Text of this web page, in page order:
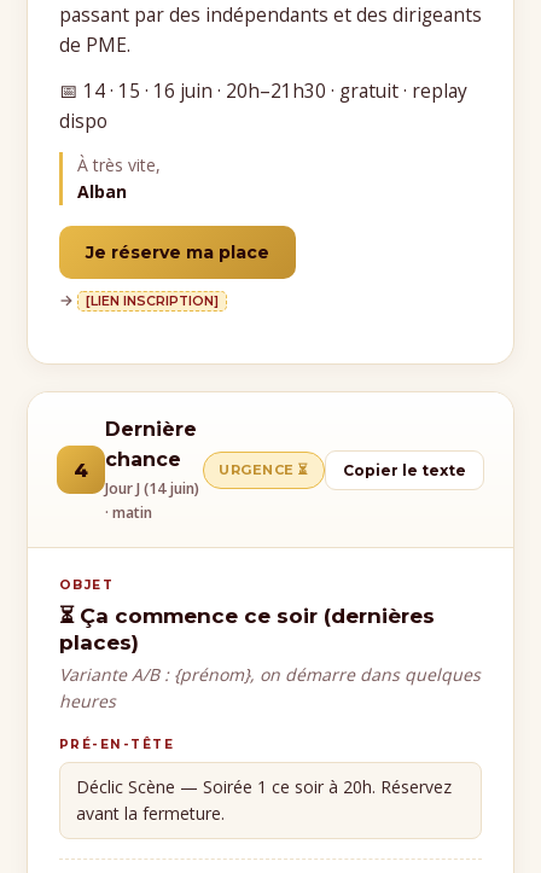
passant par des indépendants et des dirigeants
de PME.
📅 14 · 15 · 16 juin · 20h–21h30 · gratuit · replay
dispo
À très vite,
Alban
Je réserve ma place
→ [LIEN INSCRIPTION]
4
Dernière
chance
Jour J (14 juin)
· matin
URGENCE ⏳ Copier le texte
OBJET
⏳ Ça commence ce soir (dernières
places)
Variante A/B : {prénom}, on démarre dans quelques
heures
PRÉ-EN-TÊTE
Déclic Scène — Soirée 1 ce soir à 20h. Réservez
avant la fermeture.